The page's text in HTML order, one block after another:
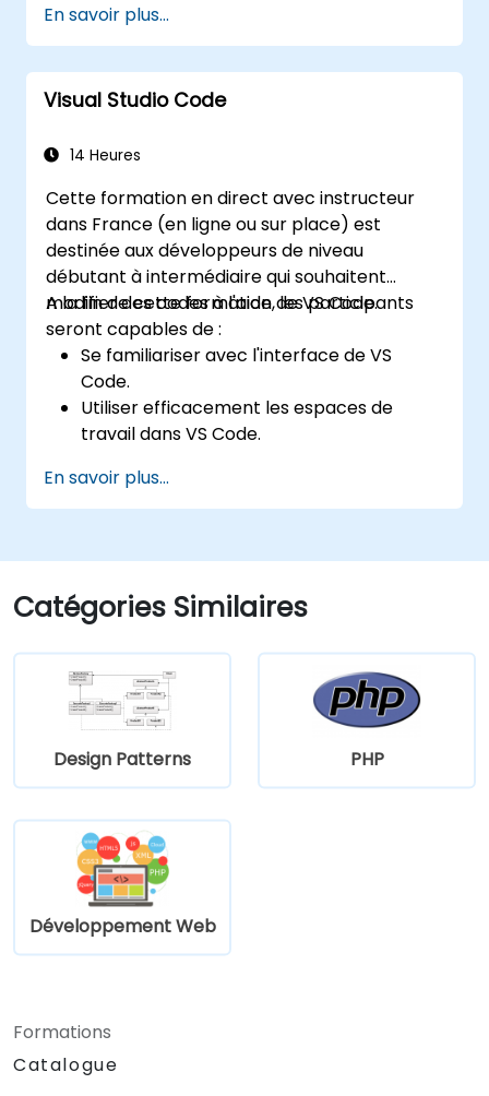
Utiliser les classes utilitaires de Tailwind
pour styliser les éléments.
Maîtriser les bases de Tailwind CSS.
Créer des sites web modernes avec
En savoir plus...
Visual Studio Code
14 Heures
Cette formation en direct avec instructeur
dans France (en ligne ou sur place) est
destinée aux développeurs de niveau
débutant à intermédiaire qui souhaitent
modifier des codes à l'aide de VS Code.
A la fin de cette formation, les participants
seront capables de :
Se familiariser avec l'interface de VS
Code.
Utiliser efficacement les espaces de
travail dans VS Code.
paramètres de VS Code.
Apprendre à utiliser différents langages
En savoir plus...
Catégories Similaires
Design Patterns PHP
Développement Web
Formations
Catalogue